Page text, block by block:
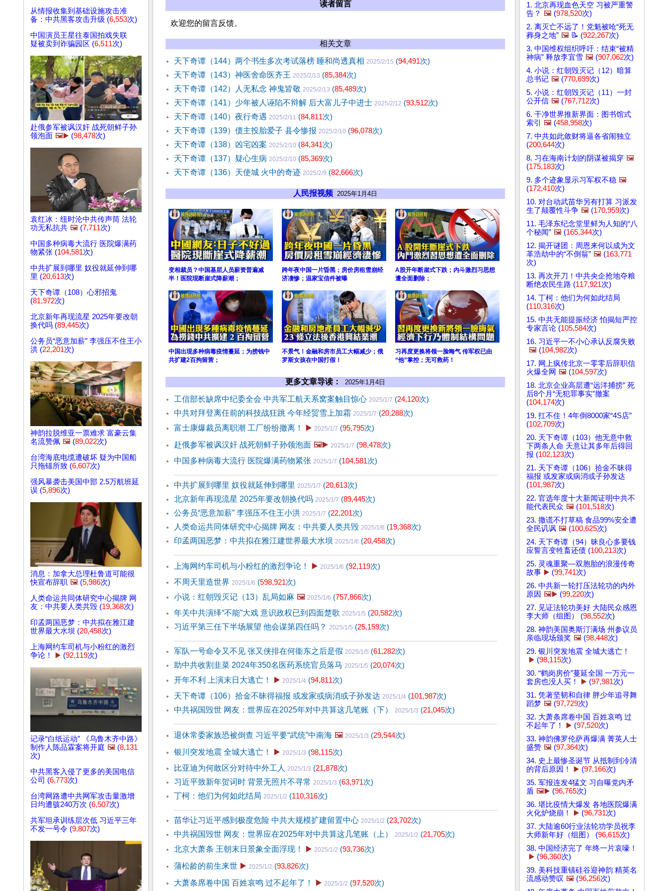
从情报收集到基础设施攻击准
备：中共黑客攻击升级 (6,553次)
中国演员王星往泰国拍戏失联
疑被卖到诈骗园区 (6,511次)
赴俄参军被讽汉奸 战死朝鲜子孙
领泡面 🖼️▶️ (98,478次)
袁红冰：纽时沦中共传声筒 法轮
功无私抗共 🖼️ (7,711次)
中国多种病毒大流行 医院爆满药
物紧张 (104,581次)
中共扩展到哪里 奴役就延伸到哪
里 (20,613次)
天下奇谭（108）心邪招鬼
(81,972次)
北京新年再现流星 2025年要改朝
换代吗 (89,445次)
公务员“恶意加薪” 李强压不住王小
洪 (22,201次)
神韵拉脱维亚一票难求 富豪云集
名流赞佩 🖼️ (89,022次)
台湾海底电缆遭破坏 疑为中国船
只拖锚所致 (6,607次)
强风暴袭击美国中部 2.5万航班延
误 (5,896次)
消息：加拿大总理杜鲁道可能很
快宣布辞职 🖼️ (5,986次)
人类命运共同体研究中心揭牌 网
友：中共要人类共毁 (19,368次)
印孟两国恶梦：中共拟在雅江建
世界最大水坝 (20,458次)
上海网约车司机与小粉红的激烈
争论！
▶️ (92,119次)
记录“白纸运动” 《乌鲁木齐中路》
制作人陈品霖案将开庭 🖼️ (8,131
次)
中共黑客入侵了更多的美国电信
公司 (6,773次)
台湾网路遭中共网军攻击量激增
日均遭骇240万次 (6,507次)
共军坦承训练层次低 习近平三年
不发一号令 (9,807次)
读者留言
欢迎您的留言反馈。
相关文章
天下奇谭（144）两个书生多次考试落榜 睡和尚透真相 2025/2/15 (94,491次)
天下奇谭（143）神医舍命医齐王 2025/2/13 (85,384次)
天下奇谭（142）人无私念 神鬼皆敬 2025/2/13 (85,489次)
天下奇谭（141）少年被人诬陷不辩解 后大富儿子中进士 2025/2/12 (93,512次)
天下奇谭（140）夜行奇遇 2025/2/11 (84,811次)
天下奇谭（139）债主投胎爱子 县令惨报 2025/2/10 (96,078次)
天下奇谭（138）凶宅凶案 2025/2/10 (84,341次)
天下奇谭（137）疑心生病 2025/2/10 (85,369次)
天下奇谭（136）天使城 火中的奇迹 2025/2/9 (82,666次)
人民报视频 2025年1月4日
变相裁员？中国基层人员薪资普遍减
半！医院现断崖式降薪潮；
跨年夜中国一片昏黑；房价房租雪崩经
济凄惨；温家宝信件被曝
A股开年断崖式下跌；内斗激烈习思想
遭全面删除；
中国出现多种病毒疫情蔓延；为捞钱中
共扩建2百拘留营；
不景气！金融和房市员工大幅减少；俄
罗斯女孩在中国打假！
习再度更换将领一脸晦气 传军权已由
“他”掌控；无可救药！
更多文章导读： 2025年1月4日
工信部长缺席中纪委全会 中共军工航天系窝案触目惊心 2025/1/7 (24,120次)
中共对拜登离任前的科技战狂跳 今年经贸雪上加霜 2025/1/7 (20,288次)
富士康爆裁员离职潮 工厂纷纷撤离！
▶️ 2025/1/7 (95,795次)
赴俄参军被讽汉奸 战死朝鲜子孙领泡面 🖼️▶️ 2025/1/7 (98,478次)
中国多种病毒大流行 医院爆满药物紧张 2025/1/7 (104,581次)
中共扩展到哪里 奴役就延伸到哪里 2025/1/7 (20,613次)
北京新年再现流星 2025年要改朝换代吗 2025/1/7 (89,445次)
公务员“恶意加薪” 李强压不住王小洪 2025/1/7 (22,201次)
人类命运共同体研究中心揭牌 网友：中共要人类共毁 2025/1/6 (19,368次)
印孟两国恶梦：中共拟在雅江建世界最大水坝 2025/1/6 (20,458次)
上海网约车司机与小粉红的激烈争论！ ▶️ 2025/1/6 (92,119次)
不周天里造世界 2025/1/6 (598,921次)
小说：红朝毁灭记（13）乱局如麻 🖼️ 2025/1/6 (757,866次)
年关中共演绎“不能”大戏 意识政权已到四面楚歌 2025/1/5 (20,582次)
习近平第三任下半场展望 他会谋第四任吗？ 2025/1/5 (25,159次)
军队一号命令又不见 张又侠排在何衞东之后是假 2025/1/5 (61,282次)
助中共收割韭菜 2024年350名医药系统官员落马 2025/1/5 (20,074次)
开年不利 上演末日大逃亡！
▶️ 2025/1/4 (94,811次)
天下奇谭（106）拾金不昧得福报 或发家或病消或子孙发达 2025/1/4 (101,987次)
中共祸国毁世 网友：世界应在2025年对中共算这几笔账（下）
2025/1/3 (21,045次)
退休常委家族恐被倒查 习近平要“武统”中南海 🖼️ 2025/1/3 (29,544次)
银川突发地震 全城大逃亡！
▶️ 2025/1/3 (98,115次)
比亚迪为何敢区分对待中外工人 2025/1/3 (21,878次)
习近平致新年贺词时 背景无照片不寻常 2025/1/3 (63,971次)
丁柯：他们为何如此结局 2025/1/2 (110,316次)
苗华让习近平感到极度危险 中共大规模扩建留置中心 2025/1/2 (23,702次)
中共祸国毁世 网友：世界应在2025年对中共算这几笔账（上）
2025/1/2 (21,705次)
北京大萧条 王朝末日景象全面浮现！
▶️ 2025/1/2 (93,736次)
蒲松龄的前生来世 ▶️ 2025/1/2 (93,826次)
大萧条席卷中国 百姓哀鸣 过不起年了！
▶️ 2025/1/2 (97,520次)
1. 北京再现血色天空 习被严重警
告？ 🖼️ (978,520次)
2. 离灭亡不远了！党魁被呛“死无
葬身之地” 🖼️ 📝 (922,267次)
3. 中国维权组织呼吁：结束“被精
神病” 释放李宜雪 🖼️ (907,062次)
4. 小说：红朝毁灭记（12）暗算
总书记 🖼️ (770,699次)
5. 小说：红朝毁灭记（11）一封
公开信 🖼️ (767,712次)
6. 干净世界推新界面：图书馆式
索引
🖼️ (458,958次)
7. 中共如此敛财将逼各省闹独立
(200,644次)
8. 习在海南计划的阴谋被揭穿 🖼️
(175,183次)
9. 多个迹象显示习军权不稳 🖼️
(172,410次)
10. 对台动武苗华另有打算 习派发
生了颠覆性斗争 🖼️ (170,959次)
11. 毛泽东纪念堂里鲜为人知的“八
个秘闻” 🖼️ (165,344次)
12. 揭开谜团：周恩来何以成为文
革浩劫中的“不倒翁” 🖼️ (163,771
次)
13. 再次开刀！中共央企抢地夺粮
断绝农民生路 (117,921次)
14. 丁柯：他们为何如此结局
(110,316次)
15. 中共无能提振经济 怕揭短严控
专家言论 (105,584次)
16. 习近平一不小心承认反腐失败
🖼️ (104,982次)
17. 网上疯传北京一零零后辞职信
火爆全网 🖼️ (104,597次)
18. 北京企业高层遭“远洋捕捞” 死
后8个月“无犯罪事实”撤案
(104,174次)
19. 扛不住！4年倒8000家“4S店”
(102,709次)
20. 天下奇谭（103）他无意中救
下两条人命 天意让其多年后得回
报 (102,123次)
21. 天下奇谭（106）拾金不昧得
福报 或发家或病消或子孙发达
(101,987次)
22. 官选年度十大新闻证明中共不
能代表民众 🖼️ (101,518次)
23. 撒谎不打草稿 食品99%安全遭
全民讥讽 🖼️ (100,625次)
24. 天下奇谭（94）昧良心多要钱
应誓言变牲畜还债 (100,213次)
25. 灵魂重聚—双胞胎的浪漫传奇
故事 ▶️ (99,741次)
26. 中共新一轮打压法轮功的内外
原因 🖼️▶️ (99,220次)
27. 见证法轮功美好 大陆民众感恩
李大师（组图） (98,552次)
28. 神韵美国奥斯汀满场 州参议员
亲临现场颁奖 🖼️ (98,448次)
29. 银川突发地震 全城大逃亡！
▶️ (98,115次)
30. “鹤岗房价”蔓延全国 一万元一
套房也没人买！
▶️ (97,981次)
31. 凭著坚韧和自律 胖少年追寻舞
蹈梦 🖼️ (97,729次)
32. 大萧条席卷中国 百姓哀鸣 过
不起年了！
▶️ (97,520次)
33. 神韵佛罗伦萨再爆满 菁英人士
盛赞 🖼️ (97,364次)
34. 史上最惨圣诞节 从抵制到冷清
的背后原因！
▶️ (97,166次)
35. 军报连发4猛文 习自曝党内矛
盾 🖼️▶️ (96,765次)
36. 堪比疫情大爆发 各地医院爆满
火化炉烧崩！
▶️ (96,731次)
37. 大陆逾60行业法轮功学员祝李
大师新年好（组图） (96,615次)
38. 中国经济完了 年终一片哀嚎！
▶️ (96,360次)
39. 美科技重镇硅谷迎神韵 精英名
流感动赞叹 🖼️ (96,256次)